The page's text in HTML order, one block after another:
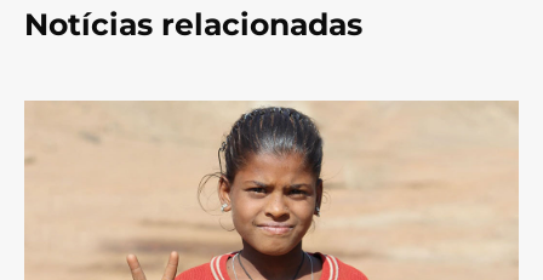
Notícias relacionadas